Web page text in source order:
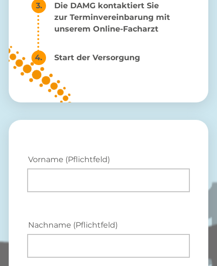
Die DAMG kontaktiert Sie
zur Terminvereinbarung mit
unserem Online-Facharzt
Start der Versorgung
Vorname (Pflichtfeld)
Nachname (Pflichtfeld)